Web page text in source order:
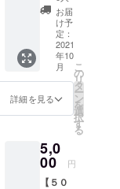
のメー
ル ・
「よみ
とん」
ステッ
カー ・
70Kitch
enで使
用でき
るカ
食無料
飲食チ
ケット×
１また
お届
け予
定：
2021
年10
月
詳細を見る
こ
の
リ
タ
ー
ン
を
選
択
す
る
5,0
00 円
【５０